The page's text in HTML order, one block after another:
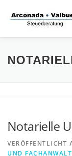
Inhalt
STARTSEITE
STIFTUNG
Notarielle
VERÖFFENTLICHT
UND